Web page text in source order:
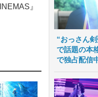
』
“おっさん
で話題の本
で独占配信